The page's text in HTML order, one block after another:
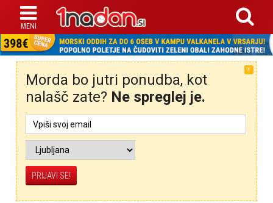
X
Morda bo jutri ponudba, kot
nalašč zate? Ne spreglej je.